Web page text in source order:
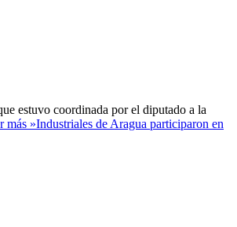
estuvo coordinada por el diputado a la
más »Industriales de Aragua participaron en